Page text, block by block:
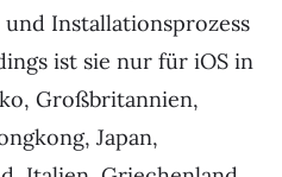
Installationsprozess
ist sie nur für iOS in
Großbritannien,
Japan,